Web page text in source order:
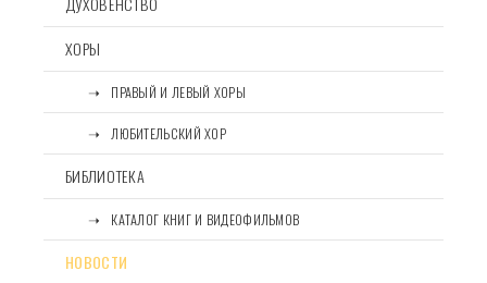
ХОРЫ
⠀⠀➝⠀ПРАВЫЙ И ЛЕВЫЙ ХОРЫ
⠀⠀➝⠀ЛЮБИТЕЛЬСКИЙ ХОР
БИБЛИОТЕКА
⠀⠀➝⠀КАТАЛОГ КНИГ И ВИДЕОФИЛЬМОВ
НОВОСТИ